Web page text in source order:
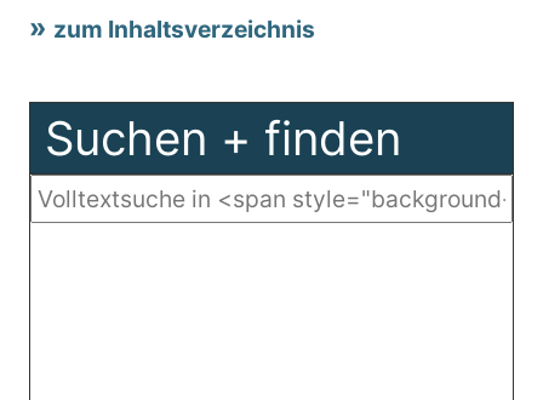
zum Inhaltsverzeichnis
Suchen + finden